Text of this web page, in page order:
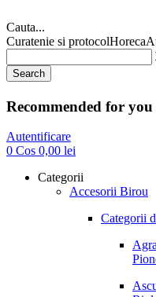
Cauta...
Curatenie si protocolHoreca
Search
Recommended for you
Autentificare
0 Cos 0,00 lei
Categorii
Accesorii Birou
Categorii